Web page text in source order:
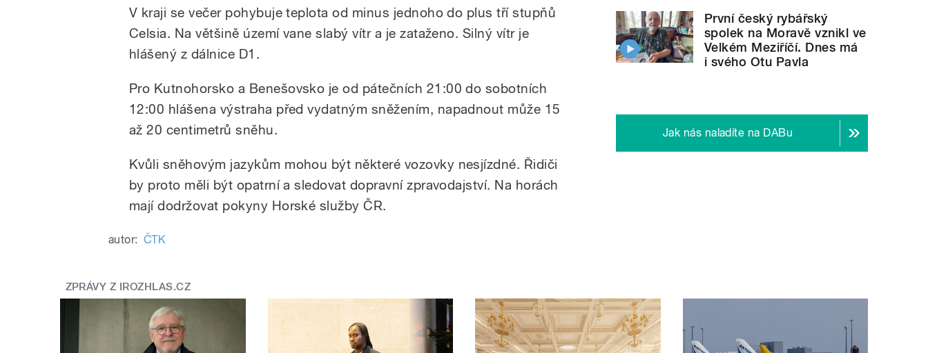
V kraji se večer pohybuje teplota od minus jednoho do plus tří stupňů
Celsia. Na většině území vane slabý vítr a je zataženo. Silný vítr je
hlášený z dálnice D1.
Pro Kutnohorsko a Benešovsko je od pátečních 21:00 do sobotních
12:00 hlášena výstraha před vydatným sněžením, napadnout může 15
až 20 centimetrů sněhu.
Kvůli sněhovým jazykům mohou být některé vozovky nesjízdné. Řidiči
by proto měli být opatrní a sledovat dopravní zpravodajství. Na horách
mají dodržovat pokyny Horské služby ČR.
autor: ČTK
První český rybářský
spolek na Moravě vznikl ve
Velkém Meziříčí. Dnes má
i svého Otu Pavla
Jak nás naladíte na DABu
ZPRÁVY Z IROZHLAS.CZ